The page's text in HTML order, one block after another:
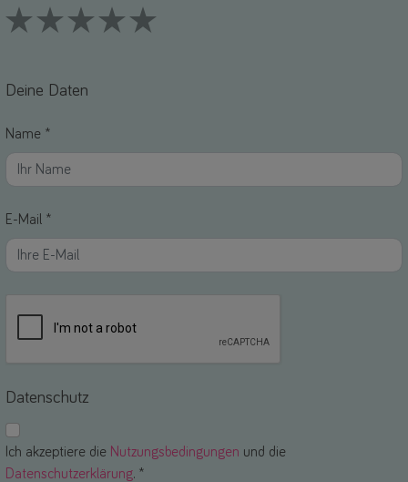
Deine Daten
Name *
E-Mail *
Datenschutz
Ich akzeptiere die Nutzungsbedingungen und die
Datenschutzerklärung. *